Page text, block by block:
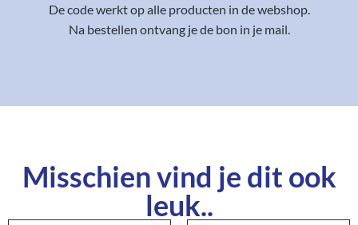
De code werkt op alle producten in de webshop.
Na bestellen ontvang je de bon in je mail.
Misschien vind je dit ook
leuk..